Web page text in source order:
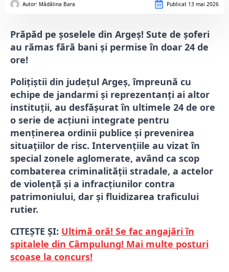
Autor: Mădălina Bara Publicat 13 mai 2026
Prăpăd pe șoselele din Argeș! Sute de șoferi
au rămas fără bani și permise în doar 24 de
ore!
Polițiștii din județul Argeș, împreună cu
echipe de jandarmi și reprezentanți ai altor
instituții, au desfășurat în ultimele 24 de ore
o serie de acțiuni integrate pentru
menținerea ordinii publice și prevenirea
situațiilor de risc. Intervențiile au vizat în
special zonele aglomerate, având ca scop
combaterea criminalității stradale, a actelor
de violență și a infracțiunilor contra
patrimoniului, dar și fluidizarea traficului
rutier.
CITEȘTE ȘI: Ultimă oră! Se fac angajări în
spitalele din Câmpulung! Mai multe posturi
scoase la concurs!